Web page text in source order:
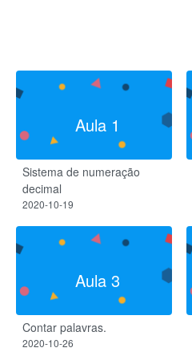
Aula 1
Sistema de numeração
decimal​
2020-10-19
Aula 3
Contar palavras.
2020-10-26